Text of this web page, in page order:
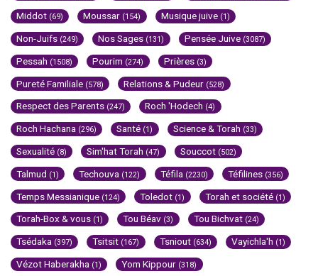
Middot (69) Moussar (154) Musique juive (1)
Non-Juifs (249) Nos Sages (131) Pensée Juive (3087)
Pessah (1508) Pourim (274) Prières (3)
Pureté Familiale (578) Relations & Pudeur (528)
Respect des Parents (247) Roch 'Hodech (4)
Roch Hachana (296) Santé (1) Science & Torah (33)
Sexualité (8) Sim'hat Torah (47) Souccot (502)
Talmud (1) Techouva (122) Téfila (2230) Téfilines (356)
Temps Messianique (124) Toledot (1) Torah et société (1)
Torah-Box & vous (1) Tou Béav (3) Tou Bichvat (24)
Tsédaka (397) Tsitsit (167) Tsniout (634) Vayichla'h (1)
Vézot Haberakha (1) Yom Kippour (318)